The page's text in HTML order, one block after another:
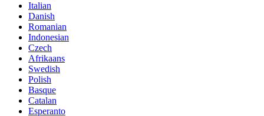
Italian
Danish
Romanian
Indonesian
Czech
Afrikaans
Swedish
Polish
Basque
Catalan
Esperanto